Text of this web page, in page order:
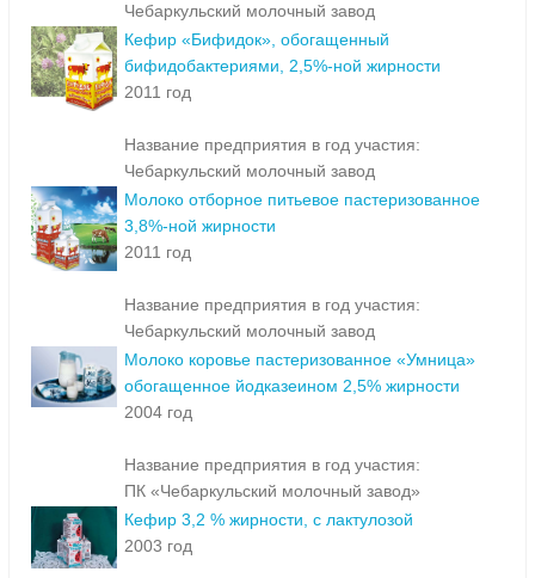
Чебаркульский молочный завод
Кефир «Бифидок», обогащенный
бифидобактериями, 2,5%-ной жирности
2011 год
Название предприятия в год участия:
Чебаркульский молочный завод
Молоко отборное питьевое пастеризованное
3,8%-ной жирности
2011 год
Название предприятия в год участия:
Чебаркульский молочный завод
Молоко коровье пастеризованное «Умница»
обогащенное йодказеином 2,5% жирности
2004 год
Название предприятия в год участия:
ПК «Чебаркульский молочный завод»
Кефир 3,2 % жирности, с лактулозой
2003 год